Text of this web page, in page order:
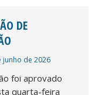
DE
junho de 2026
foi aprovado
quarta-feira